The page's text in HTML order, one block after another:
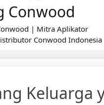
Conwood
| Mitra Aplikator
Conwood Indonesia
Keluarga